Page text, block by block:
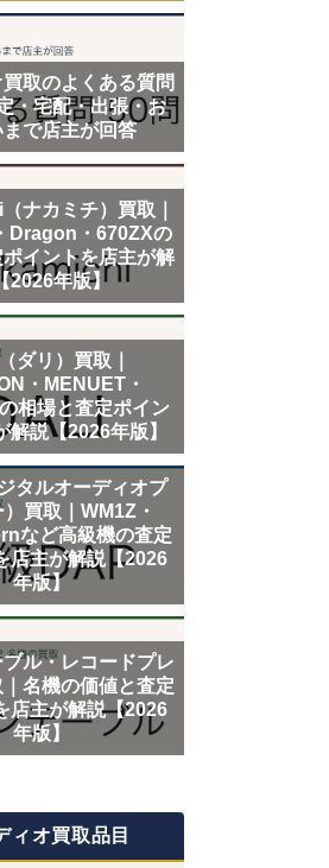
取のよくある質問
・宅配・出張・お
で店主が回答
ナカミチ）買取｜
Dragon・670ZXの
イントを店主が解
2026年版】
ダリ）買取｜
・MENUET・
相場と査定ポイン
解説【2026年版】
タルオーディオプ
買取｜WM1Z・
など高級機の査定
店主が解説【2026
年版】
ル・レコードプレ
名機の価値と査定
店主が解説【2026
年版】
ィオ買取品目